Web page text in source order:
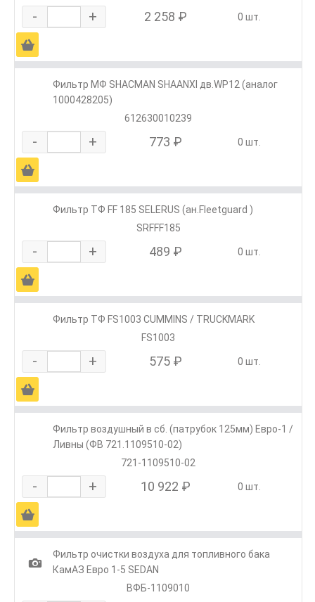
- + 2 258 ₽ 0 шт.
Ä
Фильтр МФ SHACMAN SHAANXI дв.WP12 (аналог
1000428205)
612630010239
- + 773 ₽ 0 шт.
Ä
Фильтр ТФ FF 185 SELERUS (ан.Fleetguard )
SRFFF185
- + 489 ₽ 0 шт.
Ä
Фильтр ТФ FS1003 CUMMINS / TRUCKMARK
FS1003
- + 575 ₽ 0 шт.
Ä
Фильтр воздушный в сб. (патрубок 125мм) Евро-1 /
Ливны (ФВ 721.1109510-02)
721-1109510-02
- + 10 922 ₽ 0 шт.
Ä
1
Фильтр очистки воздуха для топливного бака
КамАЗ Евро 1-5 SEDAN
ВФБ-1109010